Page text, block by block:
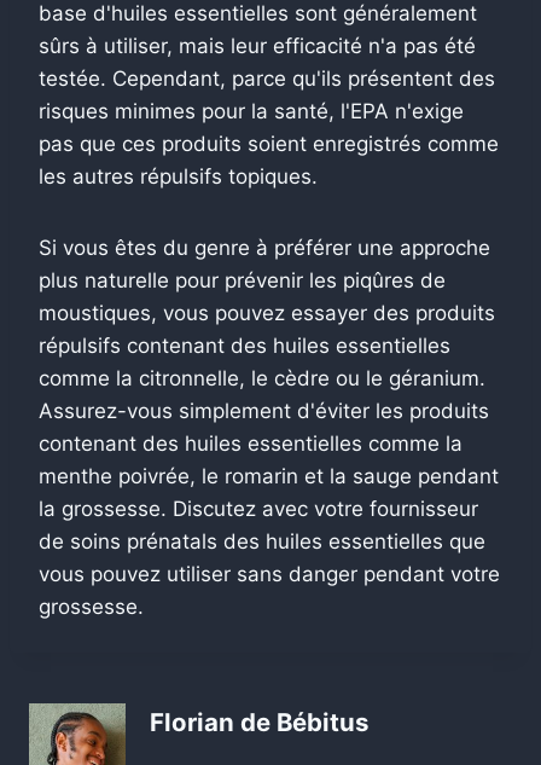
base d'huiles essentielles sont généralement
sûrs à utiliser, mais leur efficacité n'a pas été
testée. Cependant, parce qu'ils présentent des
risques minimes pour la santé, l'EPA n'exige
pas que ces produits soient enregistrés comme
les autres répulsifs topiques.
Si vous êtes du genre à préférer une approche
plus naturelle pour prévenir les piqûres de
moustiques, vous pouvez essayer des produits
répulsifs contenant des huiles essentielles
comme la citronnelle, le cèdre ou le géranium.
Assurez-vous simplement d'éviter les produits
contenant des huiles essentielles comme la
menthe poivrée, le romarin et la sauge pendant
la grossesse. Discutez avec votre fournisseur
de soins prénatals des huiles essentielles que
vous pouvez utiliser sans danger pendant votre
grossesse.
Florian de Bébitus